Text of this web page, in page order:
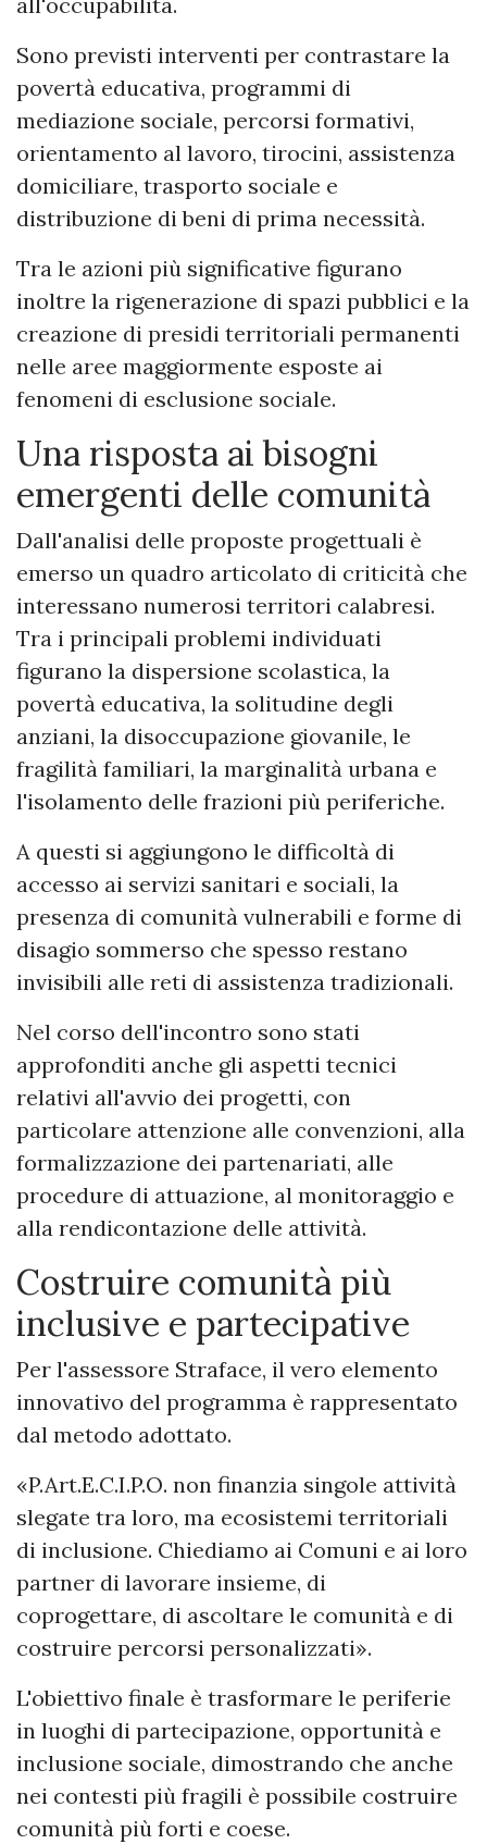
Sono previsti interventi per contrastare la
povertà educativa, programmi di
mediazione sociale, percorsi formativi,
orientamento al lavoro, tirocini, assistenza
domiciliare, trasporto sociale e
distribuzione di beni di prima necessità.
Tra le azioni più significative figurano
inoltre la rigenerazione di spazi pubblici e la
creazione di presidi territoriali permanenti
nelle aree maggiormente esposte ai
fenomeni di esclusione sociale.
Una risposta ai bisogni
emergenti delle comunità
Dall'analisi delle proposte progettuali è
emerso un quadro articolato di criticità che
interessano numerosi territori calabresi.
Tra i principali problemi individuati
figurano la dispersione scolastica, la
povertà educativa, la solitudine degli
anziani, la disoccupazione giovanile, le
fragilità familiari, la marginalità urbana e
l'isolamento delle frazioni più periferiche.
A questi si aggiungono le difficoltà di
accesso ai servizi sanitari e sociali, la
presenza di comunità vulnerabili e forme di
disagio sommerso che spesso restano
invisibili alle reti di assistenza tradizionali.
Nel corso dell'incontro sono stati
approfonditi anche gli aspetti tecnici
relativi all'avvio dei progetti, con
particolare attenzione alle convenzioni, alla
formalizzazione dei partenariati, alle
procedure di attuazione, al monitoraggio e
alla rendicontazione delle attività.
Costruire comunità più
inclusive e partecipative
Per l'assessore Straface, il vero elemento
innovativo del programma è rappresentato
dal metodo adottato.
«P.Art.E.C.I.P.O. non finanzia singole attività
slegate tra loro, ma ecosistemi territoriali
di inclusione. Chiediamo ai Comuni e ai loro
partner di lavorare insieme, di
coprogettare, di ascoltare le comunità e di
costruire percorsi personalizzati».
L'obiettivo finale è trasformare le periferie
in luoghi di partecipazione, opportunità e
inclusione sociale, dimostrando che anche
nei contesti più fragili è possibile costruire
comunità più forti e coese.